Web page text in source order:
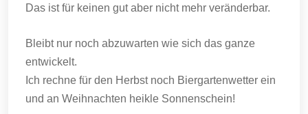
Das ist für keinen gut aber nicht mehr veränderbar.
Bleibt nur noch abzuwarten wie sich das ganze
entwickelt.
Ich rechne für den Herbst noch Biergartenwetter ein
und an Weihnachten heikle Sonnenschein!